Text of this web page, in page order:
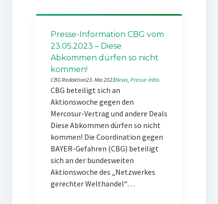
Presse-Information CBG vom
23.05.2023 – Diese
Abkommen dürfen so nicht
kommen!
CBG Redaktion23. Mai 2023News, Presse-Infos
CBG beteiligt sich an
Aktionswoche gegen den
Mercosur-Vertrag und andere Deals
Diese Abkommen dürfen so nicht
kommen! Die Coordination gegen
BAYER-Gefahren (CBG) beteiligt
sich an der bundesweiten
Aktionswoche des „Netzwerkes
gerechter Welthandel“…